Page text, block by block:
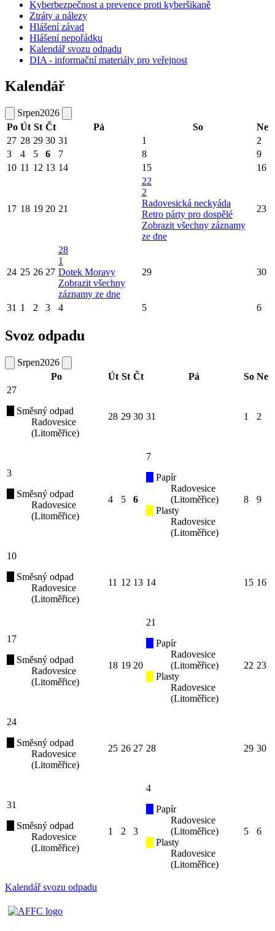
Kyberbezpečnost a prevence proti kyberšikaně
Ztráty a nálezy
Hlášení závad
Hlášení nepořádku
Kalendář svozu odpadu
DIA - informační materiály pro veřejnost
Kalendář
Srpen2026
Po Út St Čt Pá So
Ne
27 28 29 30 31 1
2
3
4 5 6 7 8
9
10 11 12 13 14 15 16
17 18 19 20 21
22
2
Radovesická neckyáda
Retro párty pro dospělé
Zobrazit všechny záznamy
ze dne
23
24 25 26 27
28
1
Dotek Moravy
Zobrazit všechny
záznamy ze dne
29 30
31 1 2 3 4 5 6
Svoz odpadu
Srpen2026
Po
Út St Čt Pá So Ne
27
Směsný odpad
Radovesice
(Litoměřice)
28 29 30 31 1 2
3
Směsný odpad
Radovesice
(Litoměřice)
4 5 6
7
Papír
Radovesice
(Litoměřice)
Plasty
Radovesice
(Litoměřice)
8 9
10
Směsný odpad
Radovesice
(Litoměřice)
11 12 13 14 15 16
17
Směsný odpad
Radovesice
(Litoměřice)
18 19 20
21
Papír
Radovesice
(Litoměřice)
Plasty
Radovesice
(Litoměřice)
22 23
24
Směsný odpad
Radovesice
(Litoměřice)
25 26 27 28 29 30
31
Směsný odpad
Radovesice
(Litoměřice)
1 2 3
4
Papír
Radovesice
(Litoměřice)
Plasty
Radovesice
(Litoměřice)
5 6
Kalendář svozu odpadu